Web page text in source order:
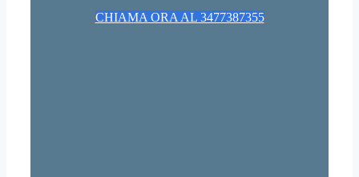
CHIAMA ORA AL 3477387355